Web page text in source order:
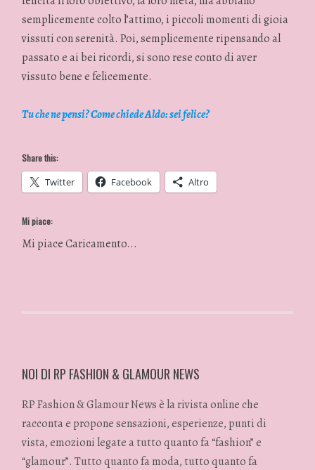
semplicemente colto l’attimo, i piccoli momenti di gioia
vissuti con serenità. Poi, semplicemente ripensando al
passato e ai bei ricordi, si sono rese conto di aver
vissuto bene e felicemente.
Tu che ne pensi? Come chiede Aldo: sei felice?
Share this:
Twitter Facebook Altro
Mi piace:
Mi piaceCaricamento...
NOI DI RP FASHION & GLAMOUR NEWS
RP Fashion & Glamour News è la rivista online che
racconta e propone sensazioni, esperienze, punti di
vista, emozioni legate a tutto quanto fa “fashion” e
“glamour”. Tutto quanto fa moda, tutto quanto fa